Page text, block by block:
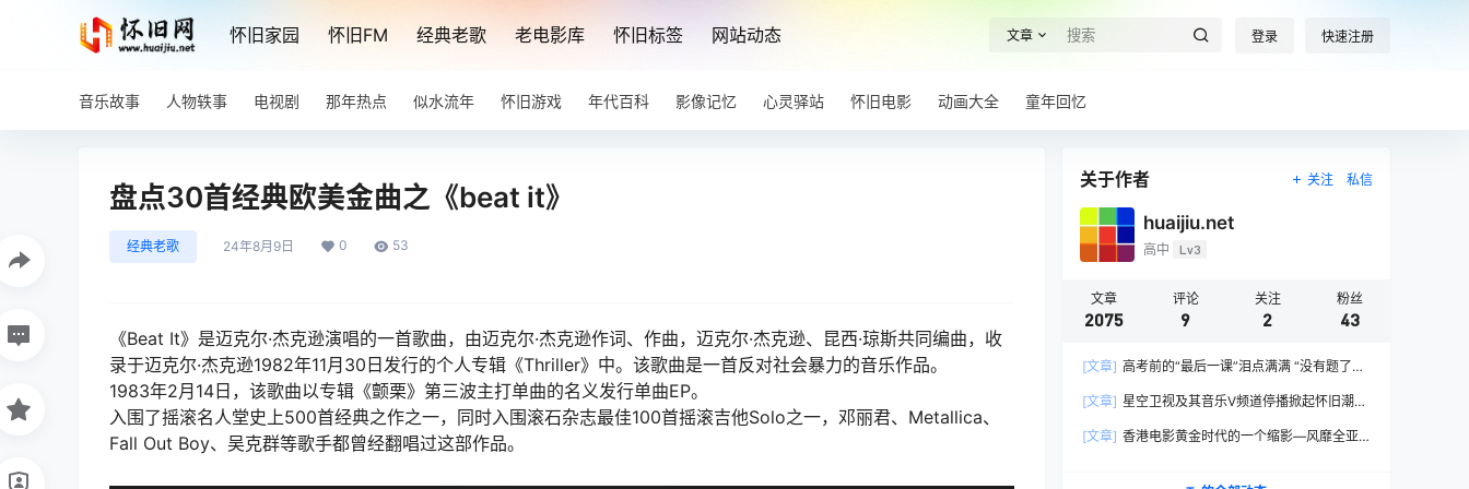
怀旧家园 怀旧FM 经典老歌 老电影库 怀旧标签 网站动态 文章 登录 快速注册
音乐故事 人物轶事 电视剧 那年热点 似水流年 怀旧游戏 年代百科 影像记忆 心灵驿站 怀旧电影 动画大全 童年回忆
盘点30首经典欧美金曲之《beat it》
经典老歌 24年8月9日 0 53
《Beat It》是迈克尔·杰克逊演唱的一首歌曲，由迈克尔·杰克逊作词、作曲，迈克尔·杰克逊、昆西·琼斯共同编曲，收
录于迈克尔·杰克逊1982年11月30日发行的个人专辑《Thriller》中。该歌曲是一首反对社会暴力的音乐作品。
1983年2月14日，该歌曲以专辑《颤栗》第三波主打单曲的名义发行单曲EP。
入围了摇滚名人堂史上500首经典之作之一，同时入围滚石杂志最佳100首摇滚吉他Solo之一，邓丽君、Metallica、
Fall Out Boy、吴克群等歌手都曾经翻唱过这部作品。
关于作者 关注 私信
huaijiu.net
高中 Lv3
文章
2075
评论
9
关注
2
粉丝
43
[文章] 高考前的“最后一课”泪点满满 “没有题了，
高考！
[文章] 星空卫视及其音乐V频道停播掀起怀旧潮，
[文章] 香港电影黄金时代的一个缩影—风靡全亚